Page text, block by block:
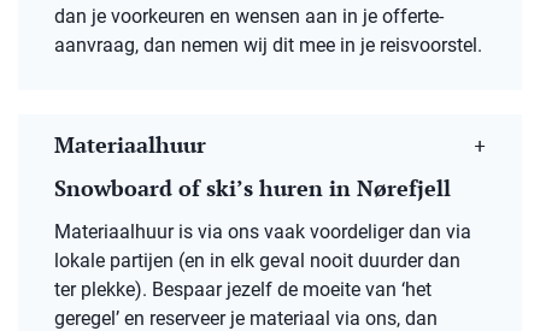
dan je voorkeuren en wensen aan in je offerte-
aanvraag, dan nemen wij dit mee in je reisvoorstel.
Materiaalhuur
Snowboard of ski’s huren in Nørefjell
Materiaalhuur is via ons vaak voordeliger dan via
lokale partijen (en in elk geval nooit duurder dan
ter plekke). Bespaar jezelf de moeite van ‘het
geregel’ en reserveer je materiaal via ons, dan